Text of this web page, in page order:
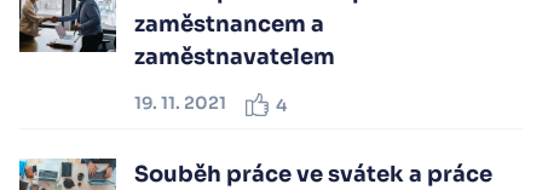
zaměstnancem a
zaměstnavatelem
19. 11. 2021 4
Souběh práce ve svátek a práce